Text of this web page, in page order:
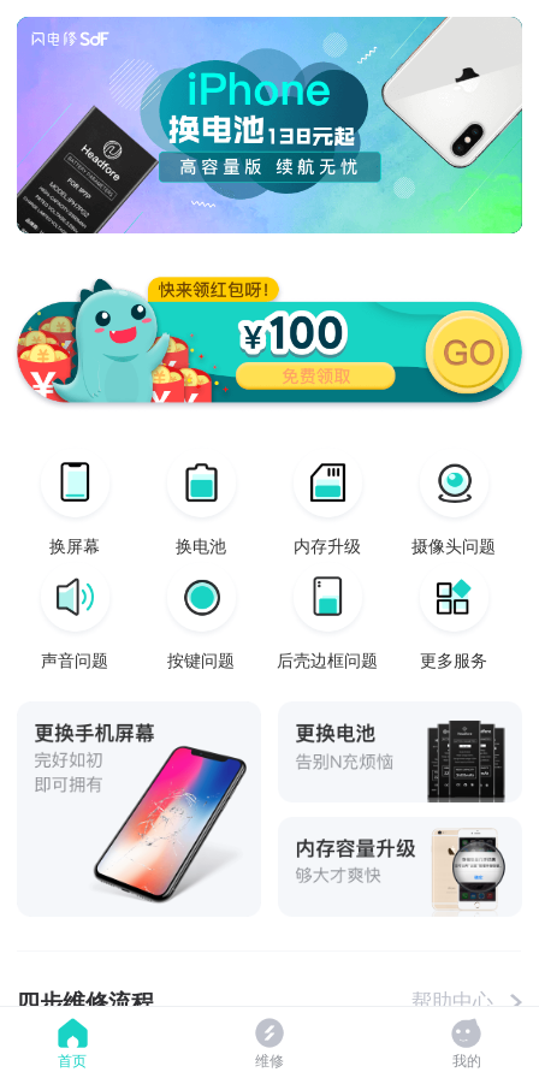
换屏幕 换电池 内存升级 摄像头问题
声音问题 按键问题 后壳边框问题 更多服务
四步维修流程 帮助中心
首页 维修 我的